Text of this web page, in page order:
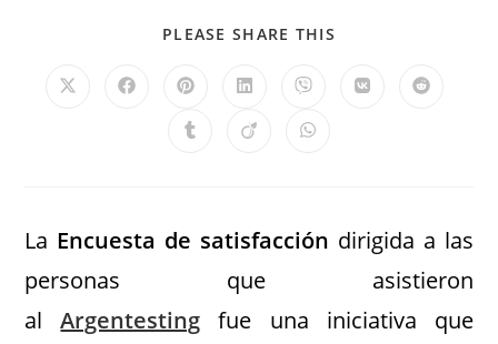
PLEASE SHARE THIS
La Encuesta de satisfacción dirigida a las
personas que asistieron
al
Argentesting fue una iniciativa que